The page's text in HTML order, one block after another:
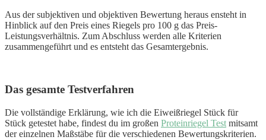
Aus der subjektiven und objektiven Bewertung heraus ensteht in
Hinblick auf den Preis eines Riegels pro 100 g das Preis-
Leistungsverhältnis. Zum Abschluss werden alle Kriterien
zusammengeführt und es entsteht das Gesamtergebnis.
Das gesamte Testverfahren
Die vollständige Erklärung, wie ich die Eiweißriegel Stück für
Stück getestet habe, findest du im großen Proteinriegel Test mitsamt
der einzelnen Maßstäbe für die verschiedenen Bewertungskriterien.